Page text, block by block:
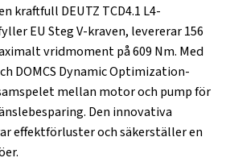
kraftfull DEUTZ TCD4.1 L4-
EU Steg V-kraven, levererar 156
vridmoment på 609 Nm. Med
DOMCS Dynamic Optimization-
mellan motor och pump för
Den innovativa
effektförluster och säkerställer en